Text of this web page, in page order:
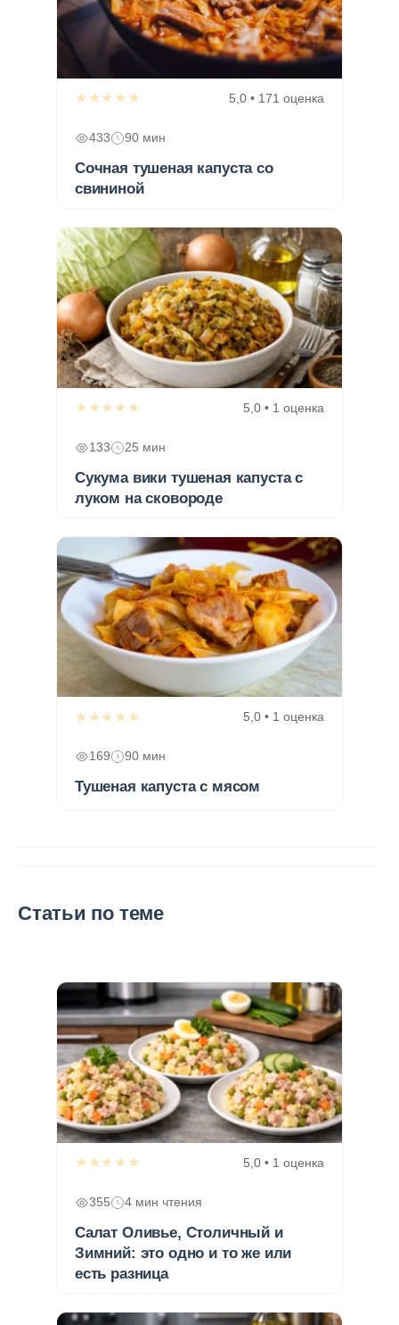
★★★★★ 5,0 • 171 оценка
433 90 мин
Сочная тушеная капуста со
свининой
★★★★★ 5,0 • 1 оценка
133 25 мин
Сукума вики тушеная капуста с
луком на сковороде
★★★★★ 5,0 • 1 оценка
169 90 мин
Тушеная капуста с мясом
Статьи по теме
★★★★★ 5,0 • 1 оценка
355 4 мин чтения
Салат Оливье, Столичный и
Зимний: это одно и то же или
есть разница